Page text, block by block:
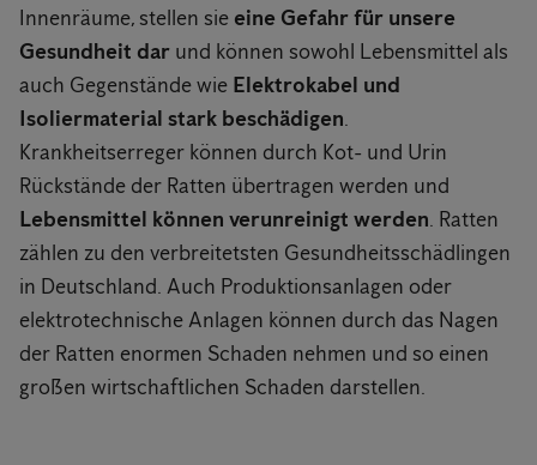
Innenräume, stellen sie eine Gefahr für unsere
Gesundheit dar und können sowohl Lebensmittel als
auch Gegenstände wie Elektrokabel und
Isoliermaterial stark beschädigen.
Krankheitserreger können durch Kot- und Urin
Rückstände der Ratten übertragen werden und
Lebensmittel können verunreinigt werden. Ratten
zählen zu den verbreitetsten Gesundheitsschädlingen
in Deutschland. Auch Produktionsanlagen oder
elektrotechnische Anlagen können durch das Nagen
der Ratten enormen Schaden nehmen und so einen
großen wirtschaftlichen Schaden darstellen.